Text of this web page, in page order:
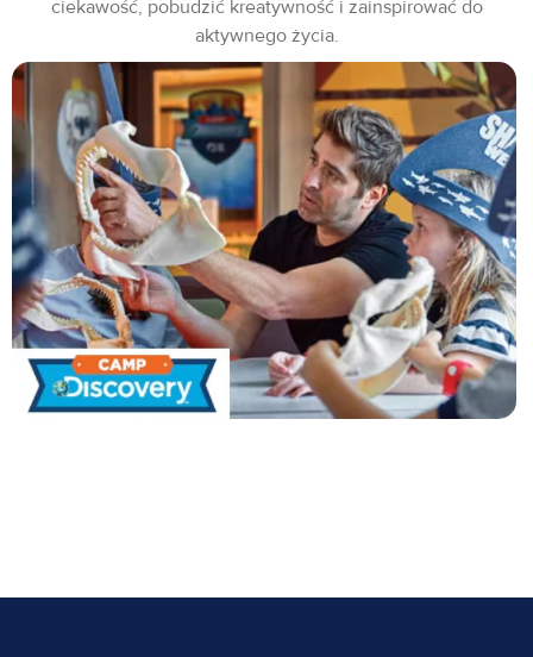
ciekawość, pobudzić kreatywność i zainspirować do
aktywnego życia.